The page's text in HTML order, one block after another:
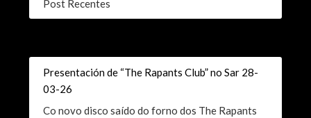
Post Recentes
Presentación de “The Rapants Club” no Sar 28-
03-26
Co novo disco saído do forno dos The Rapants